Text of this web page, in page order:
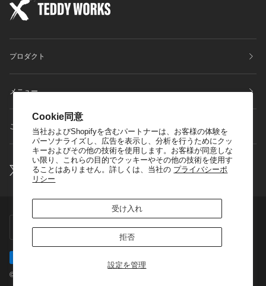
Cookie同意
当社およびShopifyを含むパートナーは、お客様の体験を
パーソナライズし、広告を表示し、分析を行うためにクッ
キーおよびその他の技術を使用します。お客様が同意しな
い限り、これらの目的でクッキーやその他の技術を使用す
ることはありません。詳しくは、当社の プライバシーポ
リシー
設定を管理
受け入れ
拒否
プロダクト
メニュー
ご利用ガイドについて
言
語
日本語
通USD $
©